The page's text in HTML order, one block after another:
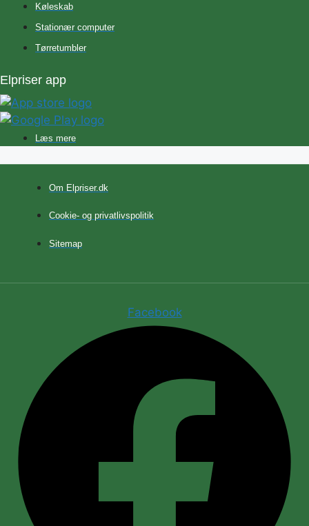
Køleskab
Stationær computer
Tørretumbler
Elpriser app
Læs mere
Om Elpriser.dk
Cookie- og privatlivspolitik
Sitemap
Facebook